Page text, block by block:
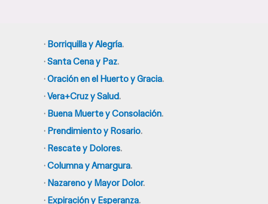
· Borriquilla y Alegría.
·Santa Cena y Paz.
·Oración en el Huerto y Gracia.
·Vera+Cruz y Salud.
· Buena Muerte y Consolación.
· Prendimiento y Rosario.
· Rescate y Dolores.
·Columna y Amargura.
· Nazareno y Mayor Dolor.
· Expiración y Esperanza.